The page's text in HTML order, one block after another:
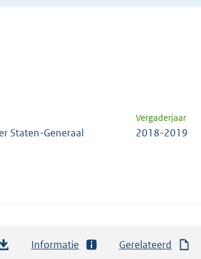
Vergaderjaar
Staten-Generaal 2018-2019
Informatie Gerelateerd